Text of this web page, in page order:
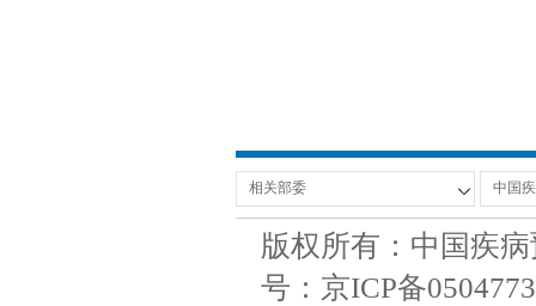
版权所有：中国疾
号：京ICP备